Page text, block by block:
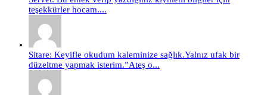
teşekkürler hocam....
Sitare: Keyifle okudum kaleminize sağlık.Yalnız ufak bir
düzeltme yapmak isterim.”Ateş o...